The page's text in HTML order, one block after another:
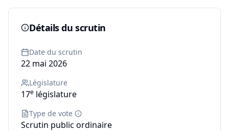
Détails du scrutin
Date du scrutin
22 mai 2026
Législature
17e législature
Type de vote
Scrutin public ordinaire